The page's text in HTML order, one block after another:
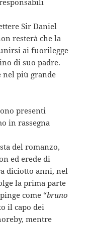
Sir Daniel
resterà che la
ai fuorilegge
di suo padre.
nel più grande
presenti
in rassegna
del romanzo,
ed erede di
diciotto anni, nel
la prima parte
come “bruno
il capo dei
mentre